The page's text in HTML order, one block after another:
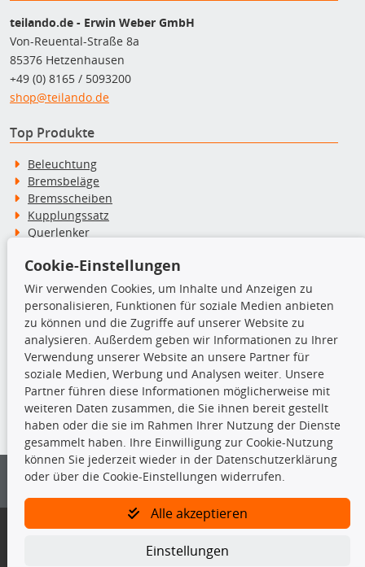
teilando.de - Erwin Weber GmbH
Von-Reuental-Straße 8a
85376 Hetzenhausen
+49 (0) 8165 / 5093200
shop@teilando.de
Top Produkte
Beleuchtung
Bremsbeläge
Bremsscheiben
Kupplungssatz
Querlenker
Stoßdämpfer
TecDoc Inside
Die hier angezeigten Daten insbesondere die gesamte Datenbank dürfen
nicht kopiert werden.
Es ist zu unterlassen, die Daten oder die gesamte Datenbank ohne
vorherige Zustimmung von TecDoc zu vervielfältigen, zu verbreiten
und/oder diese Handlungen durch Dritte ausführen zu lassen. Ein
Bitte prüfen Sie, ob das über unseren Onlineshop identifizierte Ersatzteil
Gegebenenfalls sind ergänzende Informationen notwendig, um
Cookie-Einstellungen
Wir verwenden Cookies, um Inhalte und Anzeigen zu
personalisieren, Funktionen für soziale Medien anbieten
zu können und die Zugriffe auf unserer Website zu
analysieren. Außerdem geben wir Informationen zu Ihrer
Verwendung unserer Website an unsere Partner für
soziale Medien, Werbung und Analysen weiter. Unsere
Partner führen diese Informationen möglicherweise mit
weiteren Daten zusammen, die Sie ihnen bereit gestellt
haben oder die sie im Rahmen Ihrer Nutzung der Dienste
gesammelt haben. Ihre Einwilligung zur Cookie-Nutzung
können Sie jederzeit wieder in der Datenschutzerklärung
oder über die Cookie-Einstellungen widerrufen.
Alle akzeptieren
Einstellungen